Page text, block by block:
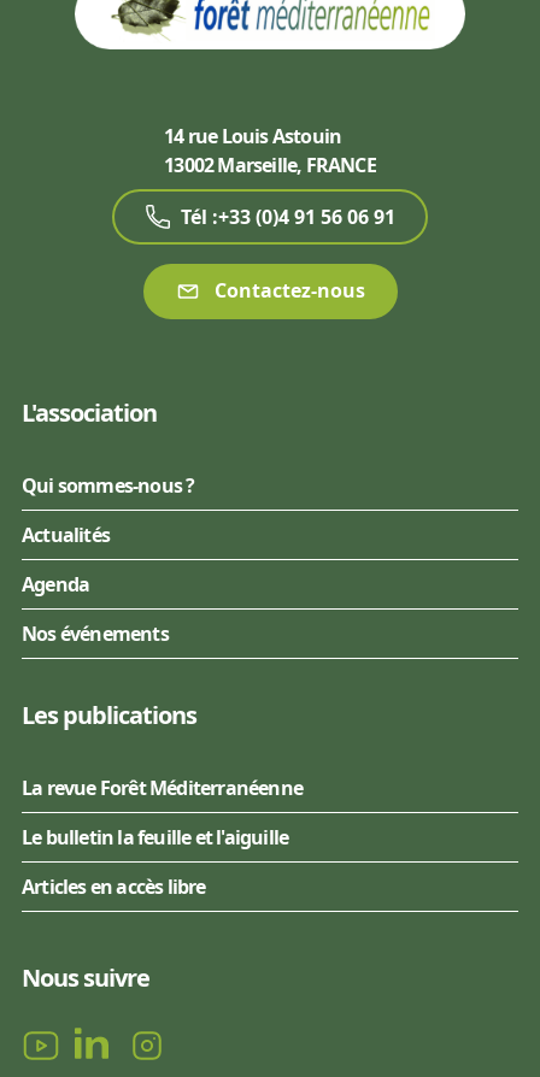
14 rue Louis Astouin
13002 Marseille, FRANCE
Tél :+33 (0)4 91 56 06 91
Contactez-nous
L'association
Qui sommes-nous ?
Actualités
Agenda
Nos événements
Les publications
La revue Forêt Méditerranéenne
Le bulletin la feuille et l'aiguille
Articles en accès libre
Nous suivre